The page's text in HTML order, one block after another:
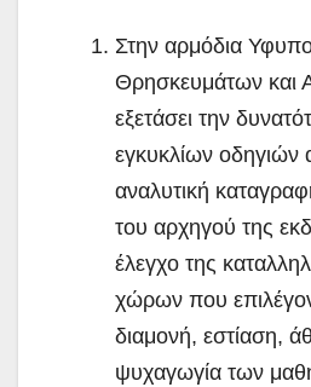
Στην αρμόδια
Θρησκευμάτων και
εξετάσει την
εγκυκλίων οδηγιών
αναλυτική
του αρχηγού της
έλεγχο της
χώρων που
διαμονή, εστίαση,
ψυχαγωγία των